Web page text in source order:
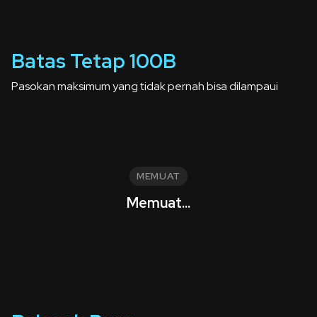
Batas Tetap 100B
Pasokan maksimum yang tidak pernah bisa dilampaui
MEMUAT
Memuat...